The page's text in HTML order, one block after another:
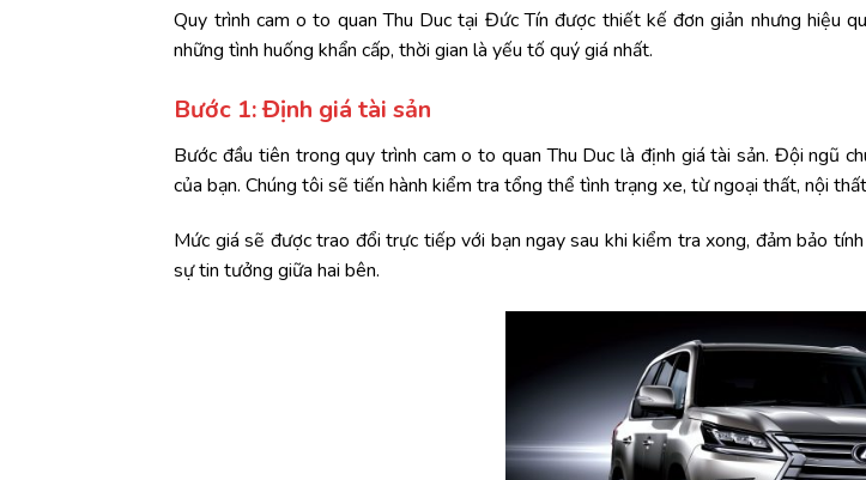
Quy trình cam o to quan Thu Duc tại Đức Tín được thiết kế đơn giản nhưng hiệu
những tình huống khẩn cấp, thời gian là yếu tố quý giá nhất.
Bước 1: Định giá tài sản
Bước đầu tiên trong quy trình cam o to quan Thu Duc là định giá tài sản. Đội ngũ
của bạn. Chúng tôi sẽ tiến hành kiểm tra tổng thể tình trạng xe, từ ngoại thất, nội
Mức giá sẽ được trao đổi trực tiếp với bạn ngay sau khi kiểm tra xong, đảm bảo
sự tin tưởng giữa hai bên.